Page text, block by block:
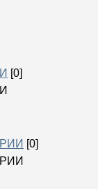
[0]
[0]